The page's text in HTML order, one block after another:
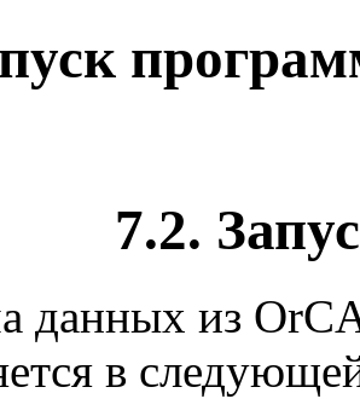
7.2.
данных из
в